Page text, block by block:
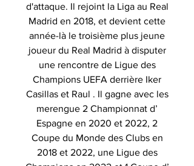
d'attaque. Il rejoint la Liga au Real
Madrid en 2018, et devient cette
année-là le troisième plus jeune
joueur du Real Madrid à disputer
une rencontre de Ligue des
Champions UEFA derrière Iker
Casillas et Raul . Il gagne avec les
merengue 2 Championnat d’
Espagne en 2020 et 2022, 2
Coupe du Monde des Clubs en
2018 et 2022, une Ligue des